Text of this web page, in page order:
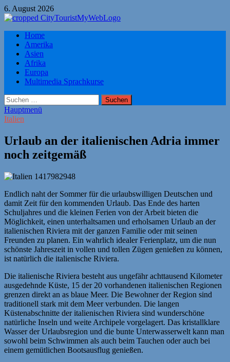
Zum
Inhalt
6. August 2026
Citytourist Reise Tipps
Urlaub, Ferien, Flüge, Freizeit, Reise
Home
Amerika
Asien
Afrika
Europa
Multimedia Sprachkurse
Suchen
nach:
Hauptmenü
Italien
Urlaub an der italienischen Adria immer
noch zeitgemäß
Endlich naht der Sommer für die urlaubswilligen Deutschen und
damit Zeit für den kommenden Urlaub. Das Ende des harten
Schuljahres und die kleinen Ferien von der Arbeit bieten die
Möglichkeit, einen unterhaltsamen und erholsamen Urlaub an der
italienischen Riviera mit der ganzen Familie oder mit seinen
Freunden zu planen. Ein wahrlich idealer Ferienplatz, um die nun
schönste Jahreszeit in vollen und tollen Zügen genießen zu können,
ist natürlich die italienische Riviera.
Die italienische Riviera besteht aus ungefähr achttausend Kilometer
ausgedehnde Küste, 15 der 20 vorhandenen italienischen Regionen
grenzen direkt an as blaue Meer. Die Bewohner der Region sind
traditionell stark mit dem Meer verbunden. Die langen
Küstenabschnitte der italienischen Riviera sind wunderschöne
natürliche Inseln und weite Archipele vorgelagert. Das kristallklare
Wasser der Urlaubsregion und die bunte Unterwasserwelt kann man
sowohl beim Schwimmen als auch beim Tauchen oder auch bei
einem gemütlichen Bootsausflug genießen.